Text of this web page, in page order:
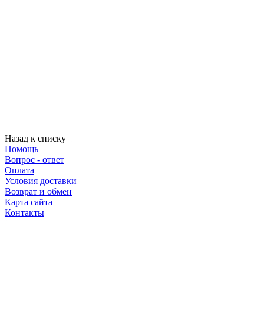
Назад к списку
Помощь
Вопрос - ответ
Оплата
Условия доставки
Возврат и обмен
Карта сайта
Контакты